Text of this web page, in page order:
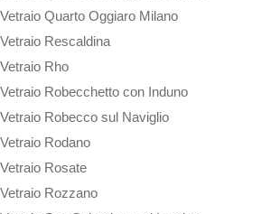
Vetraio Quarto Oggiaro Milano
Vetraio Rescaldina
Vetraio Rho
Vetraio Robecchetto con Induno
Vetraio Robecco sul Naviglio
Vetraio Rodano
Vetraio Rosate
Vetraio Rozzano